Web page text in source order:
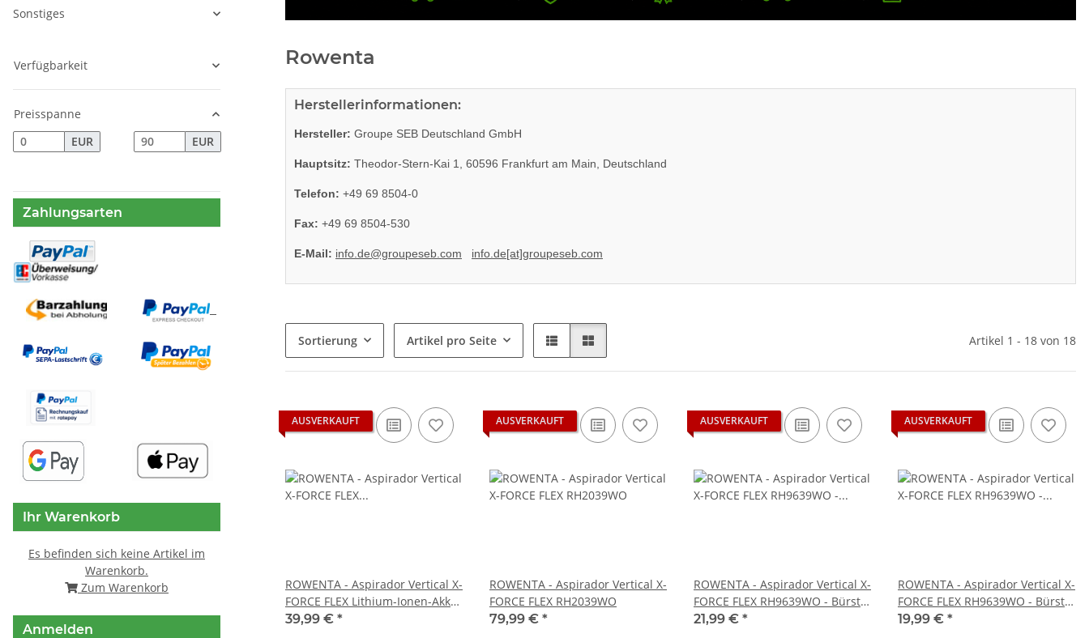
Rowenta
Herstellerinformationen:
Hersteller: Groupe SEB Deutschland GmbH
Hauptsitz: Theodor-Stern-Kai 1, 60596 Frankfurt am Main, Deutschland
Telefon: +49 69 8504-0
Fax: +49 69 8504-530
E-Mail: info.de@groupeseb.com info.de[at]groupeseb.com
Sortierung Artikel pro Seite Artikel 1 - 18 von 18
AUSVERKAUFT
ROWENTA - Aspirador Vertical X-
FORCE FLEX Lithium-Ionen-Akku
Xforce 22 V gebraucht
39,99 € *
AUSVERKAUFT
ROWENTA - Aspirador Vertical X-
FORCE FLEX RH2039WO
79,99 € *
AUSVERKAUFT
ROWENTA - Aspirador Vertical X-
FORCE FLEX RH9639WO - Bürste
gebraucht
21,99 € *
AUSVERKAUFT
ROWENTA - Aspirador Vertical X-
FORCE FLEX RH9639WO - Bürste
gebraucht starke
19,99 € *
Sonstiges
Verfügbarkeit
Preisspanne
EUR
EUR
Zahlungsarten
Ihr Warenkorb
Es befinden sich keine Artikel im
Warenkorb.
Zum Warenkorb
Anmelden